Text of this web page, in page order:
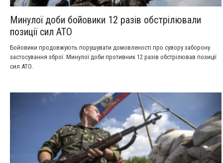
Минулої доби бойовики 12 разів обстрілювали
позиції сил АТО
Бойовики продовжують порушувати домовленості про сувору заборону
застосування зброї. Минулої доби противник 12 разів обстрілював позиції
сил АТО.